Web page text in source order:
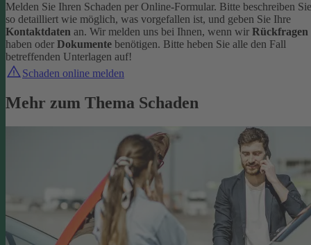
Melden Sie Ihren Schaden per Online-Formular. Bitte beschreiben Sie
so detailliert wie möglich, was vorgefallen ist, und geben Sie Ihre
Kontaktdaten an. Wir melden uns bei Ihnen, wenn wir Rückfragen
haben oder Dokumente benötigen. Bitte heben Sie alle den Fall
betreffenden Unterlagen auf!
Schaden online melden
Mehr zum Thema Schaden